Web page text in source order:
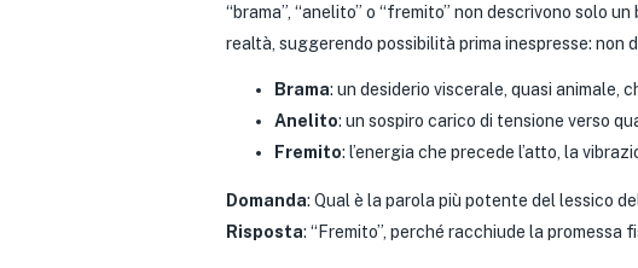
“brama”, “anelito” o “fremito” non descrivono solo
realtà, suggerendo possibilità prima inespresse: non
Brama: un desiderio viscerale, quasi animale,
Anelito: un sospiro carico di tensione verso
Fremito: l’energia che precede l’atto, la
Domanda: Qual è la parola più potente del lessico
Risposta: “Fremito”, perché racchiude la